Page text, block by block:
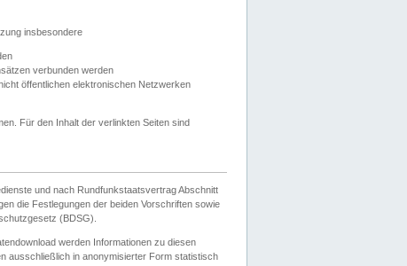
insbesondere
verbunden werden
öffentlichen elektronischen Netzwerken
Für den Inhalt der verlinkten Seiten sind
und nach Rundfunkstaatsvertrag Abschnitt
die Festlegungen der beiden Vorschriften sowie
(BDSG).
werden Informationen zu diesen
ausschließlich in anonymisierter Form statistisch